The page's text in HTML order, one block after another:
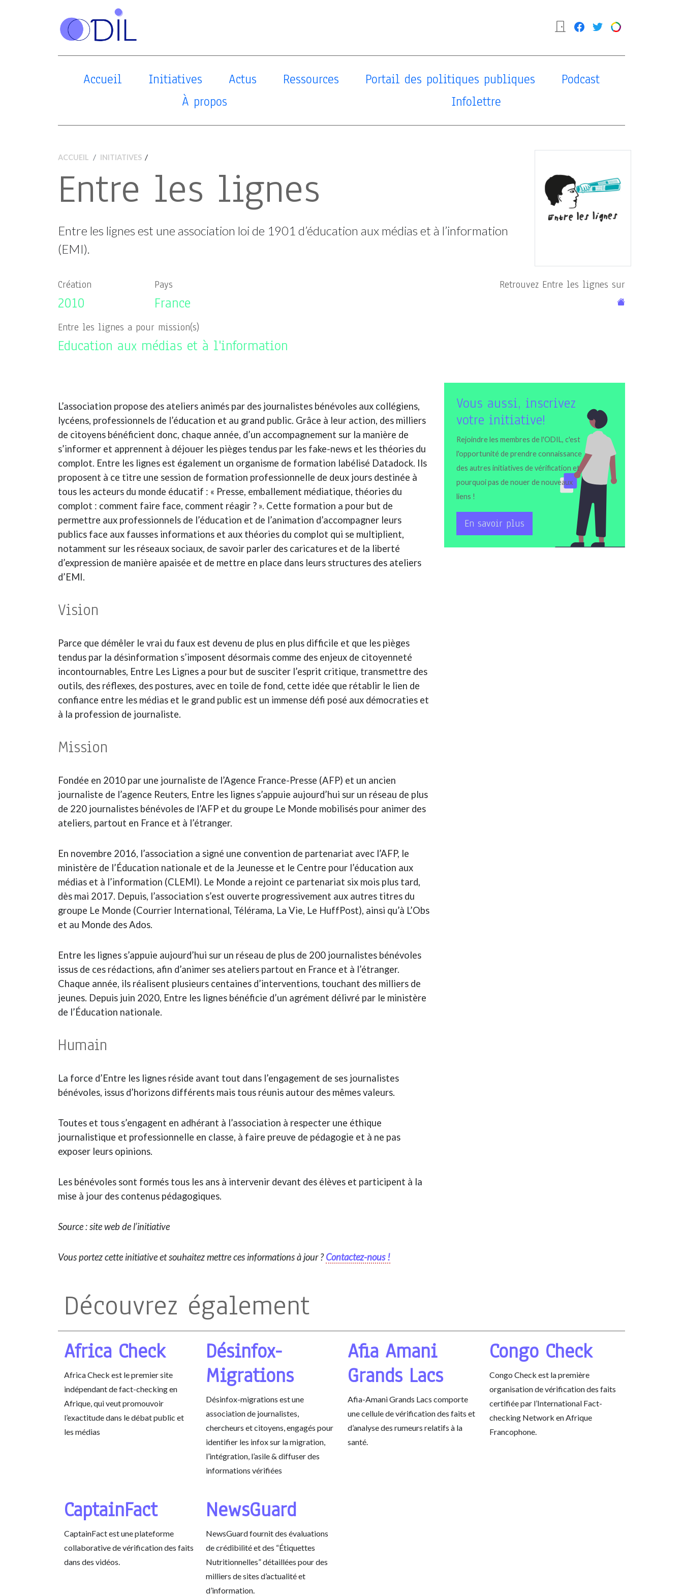
Accueil Initiatives Actus Ressources Portail des politiques publiques
Podcast
À propos
Infolettre
ACCUEIL INITIATIVES /
Entre les lignes
Entre les lignes est une association loi de 1901 d’éducation aux médias et à l’information
(EMI).
Création
2010
Pays
France
Retrouvez Entre les lignes sur
Entre les lignes a pour mission(s)
Education aux médias et à l'information
L’association propose des ateliers animés par des journalistes bénévoles aux collégiens,
lycéens, professionnels de l’éducation et au grand public. Grâce à leur action, des milliers
de citoyens bénéficient donc, chaque année, d’un accompagnement sur la manière de
s’informer et apprennent à déjouer les pièges tendus par les fake-news et les théories du
complot. Entre les lignes est également un organisme de formation labélisé Datadock. Ils
proposent à ce titre une session de formation professionnelle de deux jours destinée à
tous les acteurs du monde éducatif : « Presse, emballement médiatique, théories du
complot : comment faire face, comment réagir ? ». Cette formation a pour but de
permettre aux professionnels de l’éducation et de l’animation d’accompagner leurs
publics face aux fausses informations et aux théories du complot qui se multiplient,
notamment sur les réseaux sociaux, de savoir parler des caricatures et de la liberté
d’expression de manière apaisée et de mettre en place dans leurs structures des ateliers
d’EMI.
Vision
Parce que démêler le vrai du faux est devenu de plus en plus difficile et que les pièges
tendus par la désinformation s’imposent désormais comme des enjeux de citoyenneté
incontournables, Entre Les Lignes a pour but de susciter l’esprit critique, transmettre des
outils, des réflexes, des postures, avec en toile de fond, cette idée que rétablir le lien de
confiance entre les médias et le grand public est un immense défi posé aux démocraties et
à la profession de journaliste.
Mission
Fondée en 2010 par une journaliste de l’Agence France-Presse (AFP) et un ancien
journaliste de l’agence Reuters, Entre les lignes s’appuie aujourd’hui sur un réseau de plus
de 220 journalistes bénévoles de l’AFP et du groupe Le Monde mobilisés pour animer des
ateliers, partout en France et à l’étranger.
En novembre 2016, l’association a signé une convention de partenariat avec l’AFP, le
ministère de l’Éducation nationale et de la Jeunesse et le Centre pour l’éducation aux
médias et à l’information (CLEMI). Le Monde a rejoint ce partenariat six mois plus tard,
dès mai 2017. Depuis, l’association s’est ouverte progressivement aux autres titres du
groupe Le Monde (Courrier International, Télérama, La Vie, Le HuffPost), ainsi qu’à L’Obs
et au Monde des Ados.
Entre les lignes s’appuie aujourd’hui sur un réseau de plus de 200 journalistes bénévoles
issus de ces rédactions, afin d’animer ses ateliers partout en France et à l’étranger.
Chaque année, ils réalisent plusieurs centaines d’interventions, touchant des milliers de
jeunes. Depuis juin 2020, Entre les lignes bénéficie d’un agrément délivré par le ministère
de l’Éducation nationale.
Humain
La force d’Entre les lignes réside avant tout dans l’engagement de ses journalistes
bénévoles, issus d’horizons différents mais tous réunis autour des mêmes valeurs.
Toutes et tous s’engagent en adhérant à l’association à respecter une éthique
journalistique et professionnelle en classe, à faire preuve de pédagogie et à ne pas
exposer leurs opinions.
Les bénévoles sont formés tous les ans à intervenir devant des élèves et participent à la
mise à jour des contenus pédagogiques.
Source : site web de l’initiative
Vous portez cette initiative et souhaitez mettre ces informations à jour ?Contactez-nous !
Vous aussi, inscrivez
votre initiative!
Rejoindre les membres de l'ODIL, c'est
l'opportunité de prendre connaissance
des autres initiatives de vérification et
pourquoi pas de nouer de nouveaux
liens !
En savoir plus
Découvrez également
Africa Check
Africa Check est le premier site
indépendant de fact-checking en
Afrique, qui veut promouvoir
l’exactitude dans le débat public et
les médias
Désinfox-
Migrations
Désinfox-migrations est une
association de journalistes,
chercheurs et citoyens, engagés pour
identifier les infox sur la migration,
l’intégration, l’asile & diffuser des
informations vérifiées
Afia Amani
Grands Lacs
Afia-Amani Grands Lacs comporte
une cellule de vérification des faits et
d’analyse des rumeurs relatifs à la
santé.
Congo Check
Congo Check est la première
organisation de vérification des faits
certifiée par l’International Fact-
checking Network en Afrique
Francophone.
CaptainFact
CaptainFact est une plateforme
collaborative de vérification des faits
dans des vidéos.
NewsGuard
NewsGuard fournit des évaluations
de crédibilité et des “Étiquettes
Nutritionnelles” détaillées pour des
milliers de sites d’actualité et
d’information.